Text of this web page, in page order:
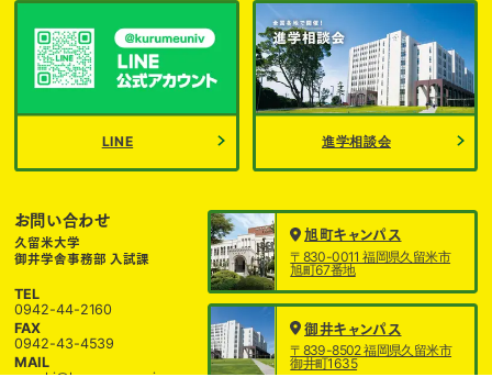
LINE 進学相談会
お問い合わせ
久留米大学
御井学舎事務部 入試課
TEL
0942-44-2160
FAX
0942-43-4539
MAIL
nyushi@kurume-u.ac.jp
旭町キャンパス
〒830-0011 福岡県久留米市
旭町67番地
御井キャンパス
〒839-8502 福岡県久留米市
御井町1635